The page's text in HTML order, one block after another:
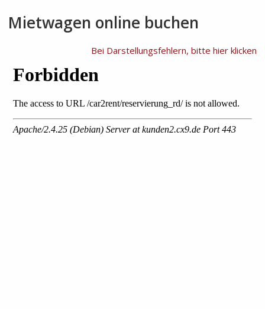
Mietwagen online buchen
Bei Darstellungsfehlern, bitte hier klicken